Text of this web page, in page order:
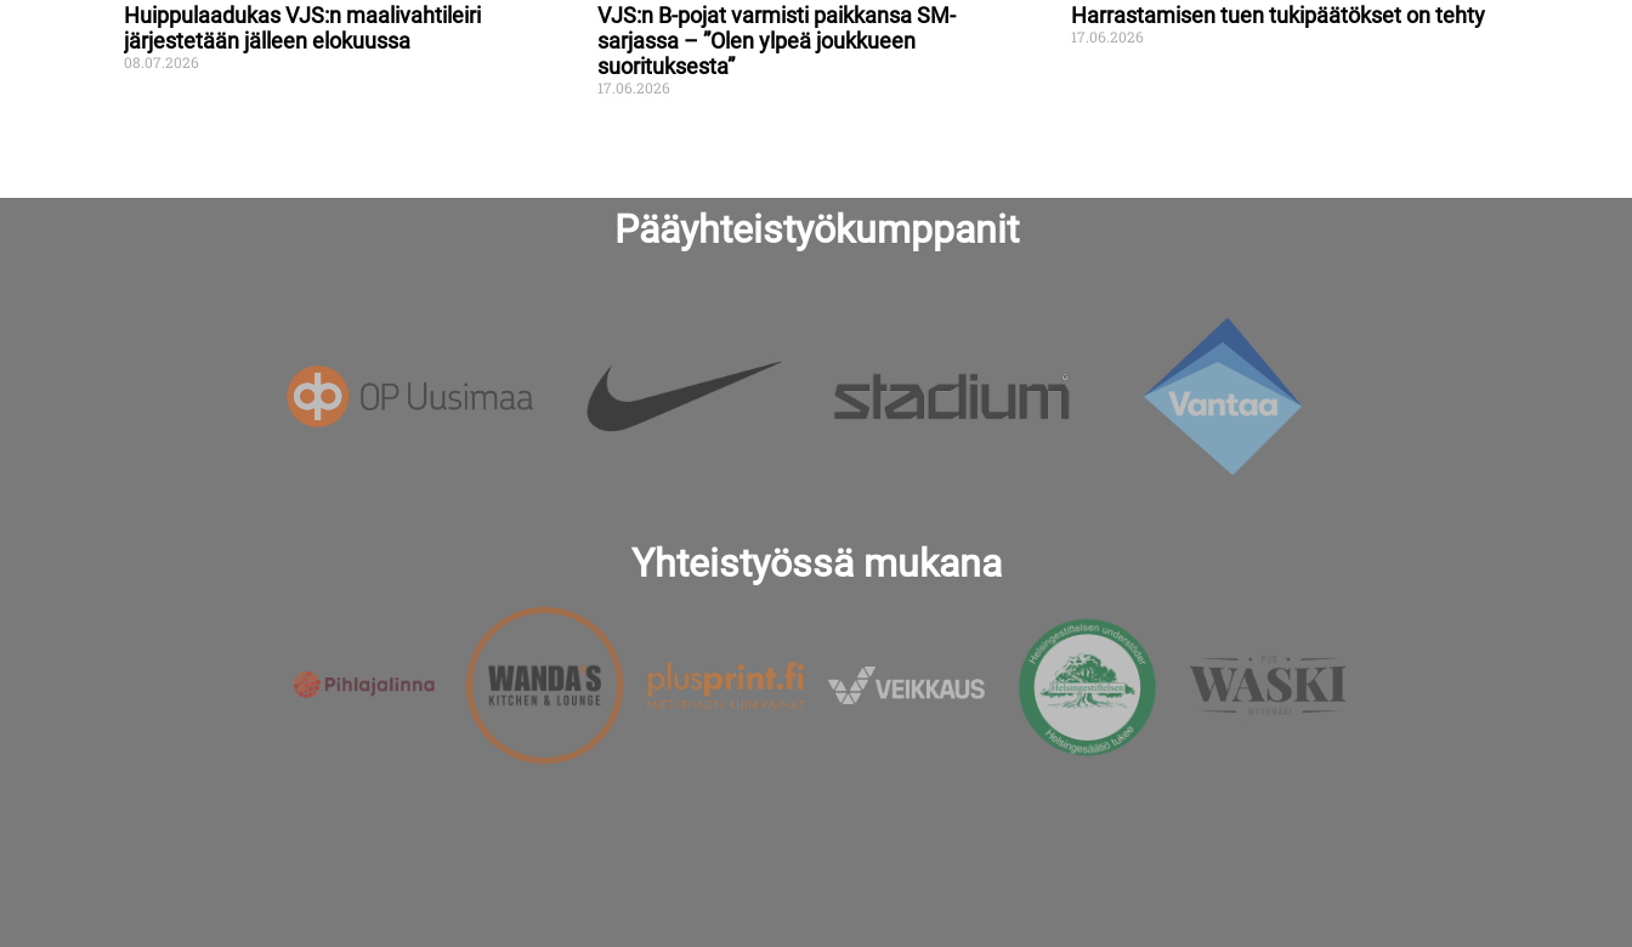
Huippulaadukas VJS:n maalivahtileiri
järjestetään jälleen elokuussa
08.07.2026
VJS:n B-pojat varmisti paikkansa SM-
sarjassa – ”Olen ylpeä joukkueen
suorituksesta”
17.06.2026
Harrastamisen tuen tukipäätökset on tehty
17.06.2026
Pääyhteistyökumppanit
Yhteistyössä mukana